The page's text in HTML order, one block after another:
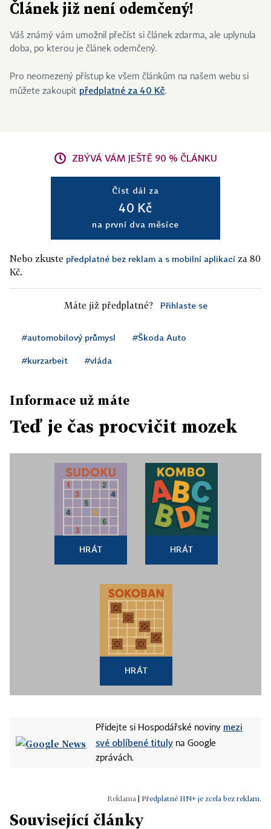
Článek již není odemčený!
Váš známý vám umožnil přečíst si článek zdarma, ale uplynula
doba, po kterou je článek odemčený.
Pro neomezený přístup ke všem článkům na našem webu si
můžete zakoupit předplatné za 40 Kč.
ZBÝVÁ VÁM JEŠTĚ 90 % ČLÁNKU
Číst dál za
40 Kč
na první dva měsíce
Nebo zkuste předplatné bez reklam a s mobilní aplikací za 80
Kč.
Máte již předplatné? Přihlaste se
#automobilový průmysl #Škoda Auto
#kurzarbeit #vláda
Informace už máte
Teď je čas procvičit mozek
HRÁT HRÁT
HRÁT
Přidejte si Hospodářské noviny mezi
své oblíbené tituly na Google
zprávách.
Předplatné HN+ je zcela bez reklam.
Související články